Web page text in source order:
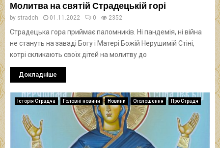
Молитва на святій Страдецькій горі
by stradch 01.11.2022 0 2352
Страдецька гора приймає паломників. Ні пандемія, ні війна
не стануть на заваді Богу і Матері Божій Нерушимій Стіні,
котрі скликають своїх дітей на молитву до
Докладніше
Історія Страдча Головні новини Новини Оголошення Про Страдч